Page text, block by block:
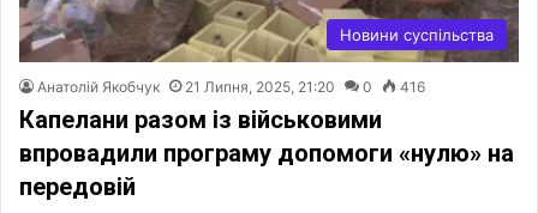
Новини суспільства
Анатолій Якобчук 21 Липня, 2025, 21:20 0 416
Капелани разом із військовими
впровадили програму допомоги «нулю» на
передовій